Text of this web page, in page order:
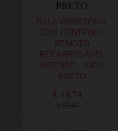
BALA VIBRATÓRIA
COM CONTROLO
REMOTO
RECARREGÁVEL
INTENSE - JUDY
PRETO
€ 14,74
€ 17,47